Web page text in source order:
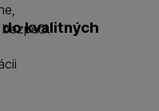
kvalitných